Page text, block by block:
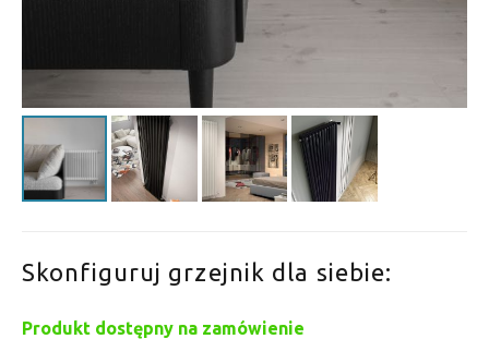
Skonfiguruj grzejnik dla siebie:
Produkt dostępny na zamówienie